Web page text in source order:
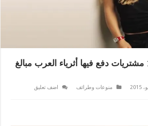
بالصور: أغرب 10 مشتريات دفع فيها أثرياء العرب مبالغ
منوعات وطرائف
اضف تعليق